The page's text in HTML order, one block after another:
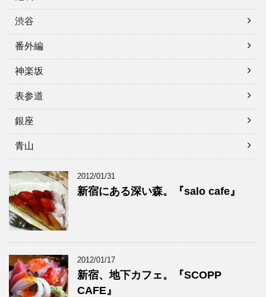
渋谷
番外編
神楽坂
表参道
銀座
青山
2012/01/31
新宿にある深い森。『salo cafe』
2012/01/17
新宿、地下カフェ。『SCOPP
CAFE』